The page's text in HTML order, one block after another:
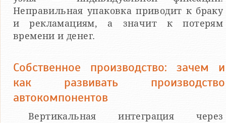
Неправильная упаковка приводит к браку
и рекламациям, а значит к потерям
времени и денег.
Собственное производство: зачем и
как развивать производство
автокомпонентов
Вертикальная интеграция через